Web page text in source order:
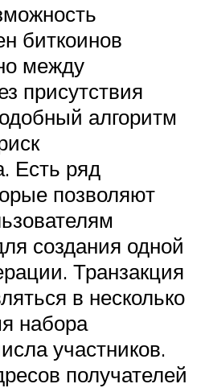
биткоинов
между
присутствия
алгоритм
Есть ряд
позволяют
создания одной
Транзакция
в несколько
набора
участников.
получателей